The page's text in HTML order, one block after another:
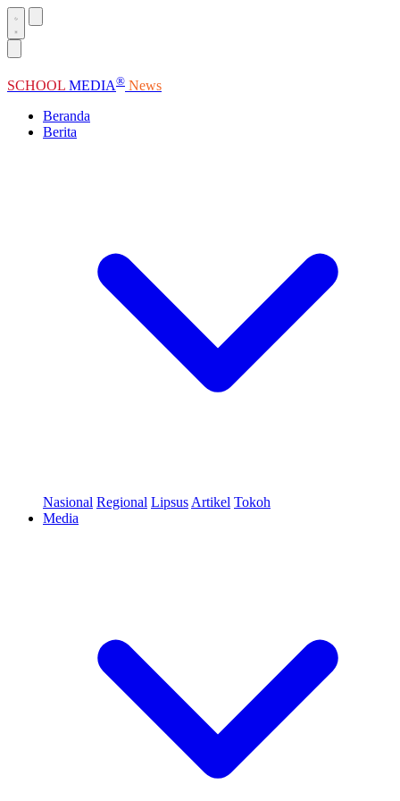
SCHOOL MEDIA® News
Beranda
Berita
Nasional Regional Lipsus Artikel Tokoh
Media